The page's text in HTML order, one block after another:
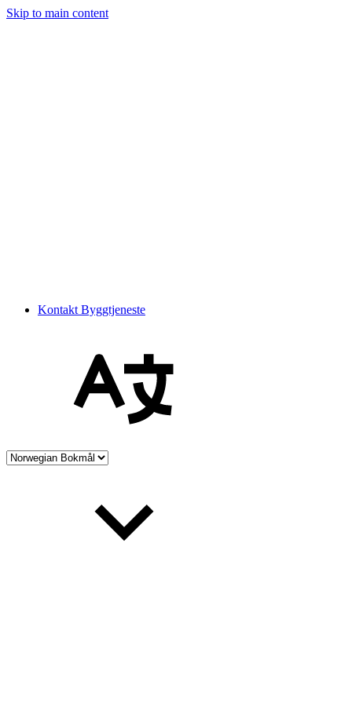
Skip to main content
Kontakt Byggtjeneste